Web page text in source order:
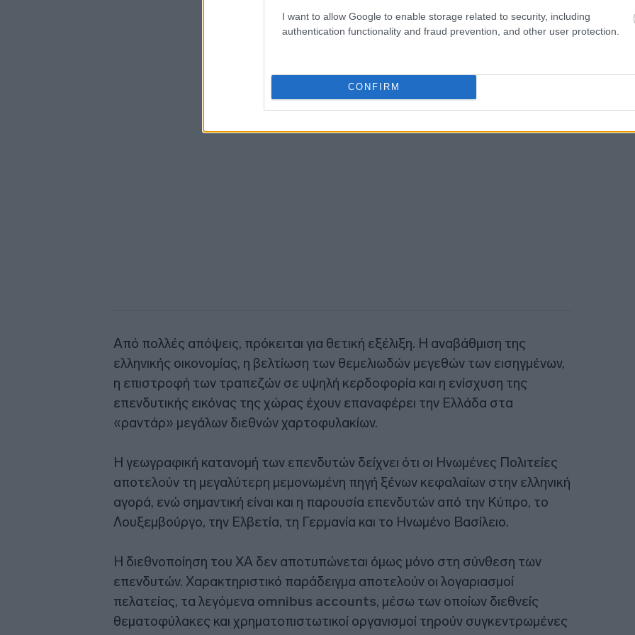
I want to allow Google to enable storage related to security, including
authentication functionality and fraud prevention, and other user protection.
CONFIRM
Από πολλές απόψεις, πρόκειται για θετική εξέλιξη. Η αναβάθμιση της
ελληνικής οικονομίας, η βελτίωση των θεμελιωδών μεγεθών των εισηγμένων,
η επιστροφή των τραπεζών σε υψηλή κερδοφορία και η ενίσχυση της
επενδυτικής εικόνας της χώρας έχουν επαναφέρει την Ελλάδα στα
«ραντάρ» μεγάλων διεθνών χαρτοφυλακίων.
Η γεωγραφική κατανομή των επενδυτών δείχνει ότι οι Ηνωμένες Πολιτείες
αποτελούν τη μεγαλύτερη μεμονωμένη πηγή ξένων κεφαλαίων στην ελληνική
αγορά, ενώ σημαντική είναι και η παρουσία επενδυτών από την Κύπρο, το
Λουξεμβούργο, την Ελβετία, τη Γερμανία και το Ηνωμένο Βασίλειο.
Η διεθνοποίηση του ΧΑ δεν αποτυπώνεται όμως μόνο στη σύνθεση των
επενδυτών. Χαρακτηριστικό παράδειγμα αποτελούν οι λογαριασμοί
πελατείας, τα λεγόμενα omnibus accounts, μέσω των οποίων διεθνείς
θεματοφύλακες και χρηματοπιστωτικοί οργανισμοί τηρούν συγκεντρωμένες